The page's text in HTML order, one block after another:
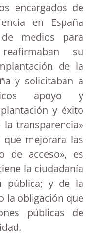
encargados de
en España
medios para
su
de la
y solicitaban a
apoyo y
y éxito
transparencia»
mejorara las
de acceso», es
la ciudadanía
pública; y de la
la obligación que
públicas de